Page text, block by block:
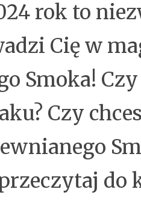
rok to
Cię w
Smoka!
Czy
do